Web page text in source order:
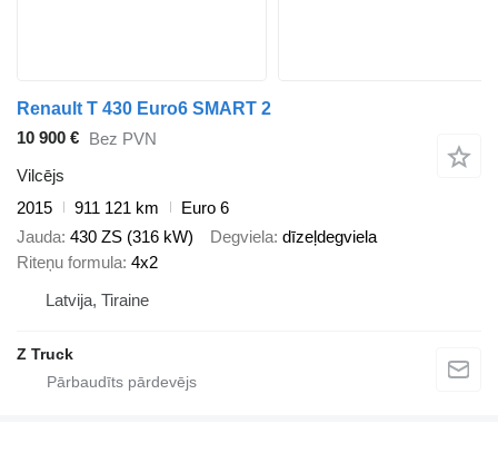
Renault T 430 Euro6 SMART 2
10 900 € Bez PVN
Vilcējs
2015
911 121 km
Euro 6
Jauda 430 ZS (316 kW) Degviela dīzeļdegviela
Riteņu formula 4x2
Latvija, Tiraine
Z Truck